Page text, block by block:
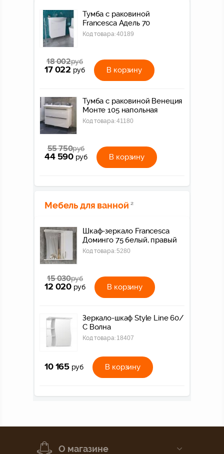
Тумба с раковиной
Francesca Адель 70
Код товара:40189
18 002руб
17 022 руб В корзину
Тумба с раковиной Венеция
Монте 105 напольная
Код товара:41180
55 750руб
44 590 руб В корзину
Мебель для ванной 2
Шкаф-зеркало Francesca
Доминго 75 белый, правый
Код товара:5280
15 030руб
12 020 руб В корзину
Зеркало-шкаф Style Line 60/
С Волна
Код товара: 18407
10 165 руб В корзину
О магазине